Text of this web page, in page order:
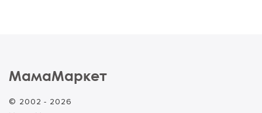
МамаМаркет
© 2002 - 2026